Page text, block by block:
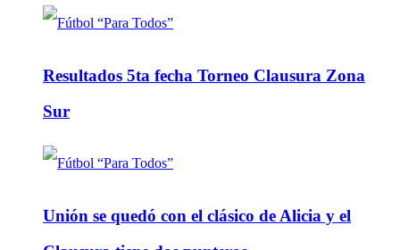
Resultados 5ta fecha Torneo Clausura Zona
Sur
Unión se quedó con el clásico de Alicia y el